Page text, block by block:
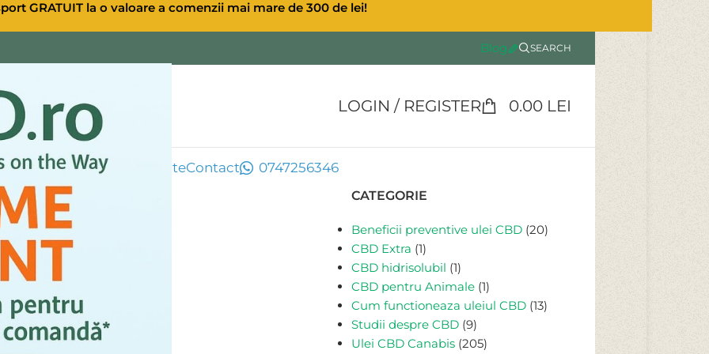
GRATUIT la o valoare a comenzii mai mare de 300 de lei!
Blog SEARCH
LOGIN / REGISTER 0.00 LEI
CBDExtra CBD OferteContact 0747256346
CATEGORIE
Beneficii preventive ulei CBD (20)
CBD Extra (1)
CBD hidrisolubil (1)
CBD pentru Animale (1)
Cum functioneaza uleiul CBD (13)
Studii despre CBD (9)
Ulei CBD Canabis (205)